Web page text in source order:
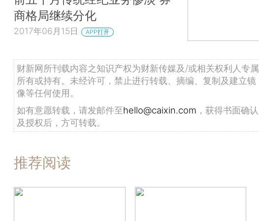
商格局继续分化
2017年06月15日 APP打开
财新网所刊载内容之知识产权为财新传媒及/或相关权利人专属
所有或持有。未经许可，禁止进行转载、摘编、复制及建立镜
像等任何使用。
如有意愿转载，请发邮件至hello@caixin.com ，获得书面确认
及授权后，方可转载。
推荐阅读